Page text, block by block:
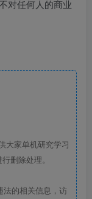
对任何人的商业
大家单机研究学习
删除处理。
法的相关信息，访